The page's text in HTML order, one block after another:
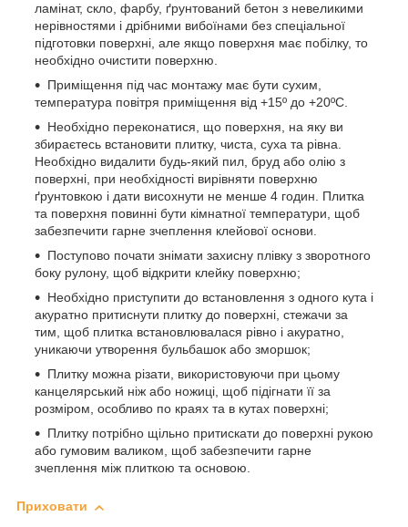
ламінат, скло, фарбу, ґрунтований бетон з невеликими
нерівностями і дрібними вибоїнами без спеціальної
підготовки поверхні, але якщо поверхня має побілку, то
необхідно очистити поверхню.
Приміщення під час монтажу має бути сухим,
температура повітря приміщення від +15º до +20ºС.
Необхідно переконатися, що поверхня, на яку ви
збираєтесь встановити плитку, чиста, суха та рівна.
Необхідно видалити будь-який пил, бруд або олію з
поверхні, при необхідності вирівняти поверхню
ґрунтовкою і дати висохнути не менше 4 годин. Плитка
та поверхня повинні бути кімнатної температури, щоб
забезпечити гарне зчеплення клейової основи.
Поступово почати знімати захисну плівку з зворотного
боку рулону, щоб відкрити клейку поверхню;
Необхідно приступити до встановлення з одного кута і
акуратно притиснути плитку до поверхні, стежачи за
тим, щоб плитка встановлювалася рівно і акуратно,
уникаючи утворення бульбашок або зморшок;
Плитку можна різати, використовуючи при цьому
канцелярський ніж або ножиці, щоб підігнати її за
розміром, особливо по краях та в кутах поверхні;
Плитку потрібно щільно притискати до поверхні рукою
або гумовим валиком, щоб забезпечити гарне
зчеплення між плиткою та основою.
Приховати